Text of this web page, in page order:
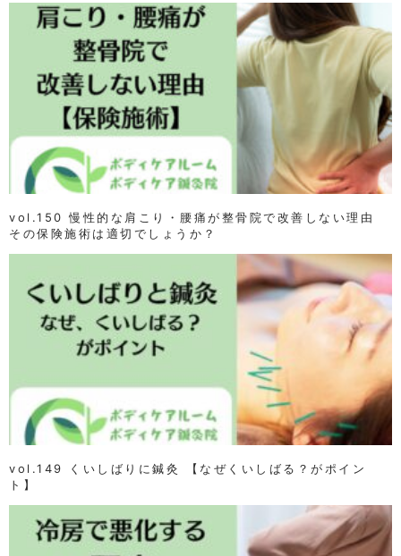
vol.150 慢性的な肩こり・腰痛が整骨院で改善しない理由
その保険施術は適切でしょうか？
vol.149 くいしばりに鍼灸 【なぜくいしばる？がポイン
ト】